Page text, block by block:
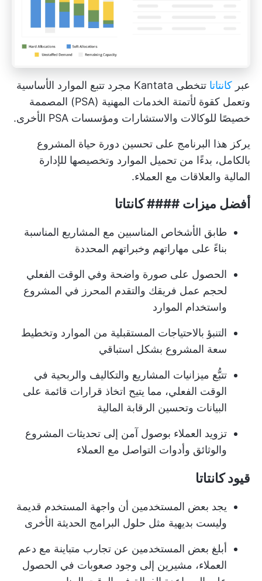
عبر كانتاتا
تتخطى Kantata مجرد تتبع الموارد الأساسية
وتعمل كقوة لأتمتة الخدمات المهنية (PSA) المصممة
خصيصًا للوكالات والاستشارات ومؤسسات PSA الأخرى.
يركز هذا البرنامج على تحسين دورة حياة المشروع
بالكامل، بدءًا من تحميل الموارد وتخصيصها للإدارة
المالية والعلاقات مع العملاء.
أفضل ميزات #### كانتاتا
طابق الأشخاص المناسبين مع المشاريع المناسبة
بناءً على مهاراتهم وخبراتهم المحددة
الحصول على صورة واضحة وفي الوقت الفعلي
لحجم عمل فريقك والتقدم المحرز في المشروع
واستخدام الموارد
التنبؤ بالاحتياجات المستقبلية من الموارد وتخطيط
سعة المشروع بشكل استباقي
تتبُّع ميزانيات المشاريع والتكاليف والربحية في
الوقت الفعلي، مما يتيح اتخاذ قرارات قائمة على
البيانات وتحسين الرقابة المالية
تزويد العملاء بوصول آمن إلى تحديثات المشروع
والوثائق وأدوات التواصل مع العملاء
قيود كانتاتا
يجد بعض المستخدمين أن واجهة المستخدم قديمة
وليست بديهية مثل حلول البرامج الحديثة الأخرى
أبلغ بعض المستخدمين عن تجارب متباينة مع دعم
العملاء، مشيرين إلى وجود صعوبات في الحصول